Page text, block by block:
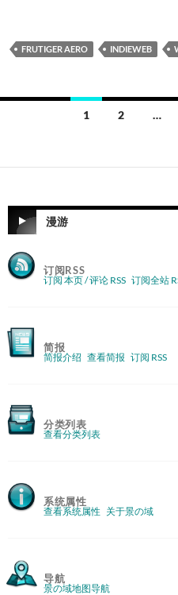
FRUTIGER AERO INDIEWEB
导
1 2 …
漫游
订阅RSS
订阅 本页 / 评论 RSS 订阅全站
简报
简报介绍 查看简报 订阅 RSS
分类列表
查看分类列表
系统属性
查看系统属性 关于景の域
导航
景の域地图导航